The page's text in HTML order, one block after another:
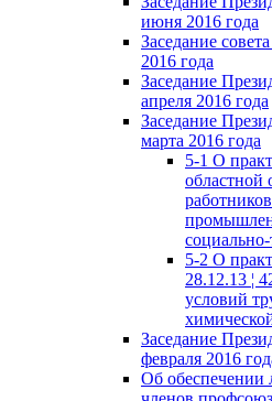
июня 2016 года
Заседание
2016 года
Заседание
апреля 2016 года
Заседание
марта 2016 года
5-1 О
областной
5-2 О
28.12.13 ¦
условий
Заседание
февраля 2016
Об обеспечении